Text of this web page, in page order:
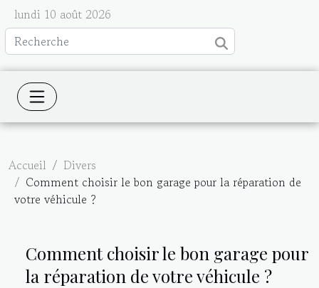
lundi 10 août 2026
Accueil
Divers
Comment choisir le bon garage pour la réparation de
votre véhicule ?
Comment choisir le bon garage pour
la réparation de votre véhicule ?